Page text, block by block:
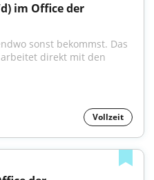
im Office der
sonst bekommst. Das
arbeitet direkt mit den
Vollzeit